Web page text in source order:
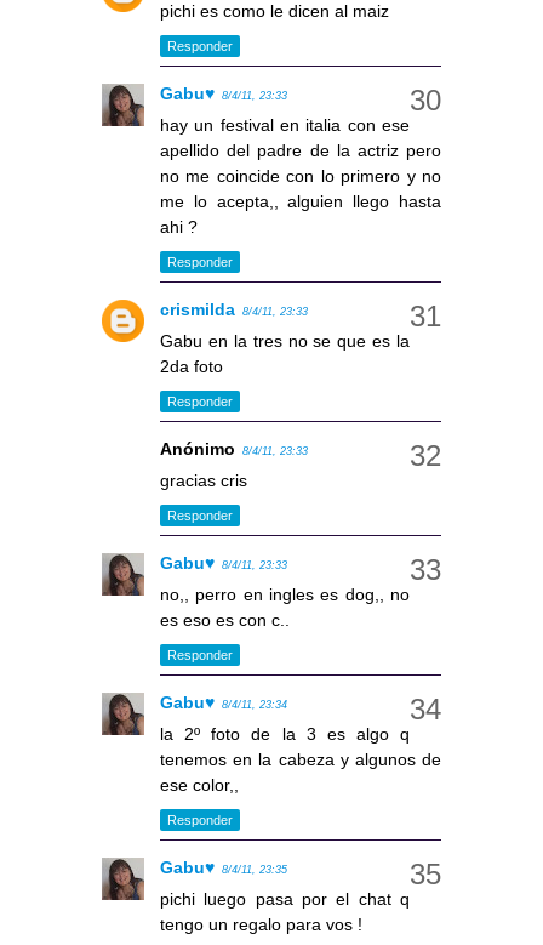
pichi es como le dicen al maiz
Responder
Gabu♥ 8/4/11, 23:33
hay un festival en italia con ese
apellido del padre de la actriz pero
no me coincide con lo primero y no
me lo acepta,, alguien llego hasta
ahi ?
Responder
crismilda 8/4/11, 23:33
Gabu en la tres no se que es la
2da foto
Responder
Anónimo 8/4/11, 23:33
gracias cris
Responder
Gabu♥ 8/4/11, 23:33
no,, perro en ingles es dog,, no
es eso es con c..
Responder
Gabu♥ 8/4/11, 23:34
la 2º foto de la 3 es algo q
tenemos en la cabeza y algunos de
ese color,,
Responder
Gabu♥ 8/4/11, 23:35
pichi luego pasa por el chat q
tengo un regalo para vos !